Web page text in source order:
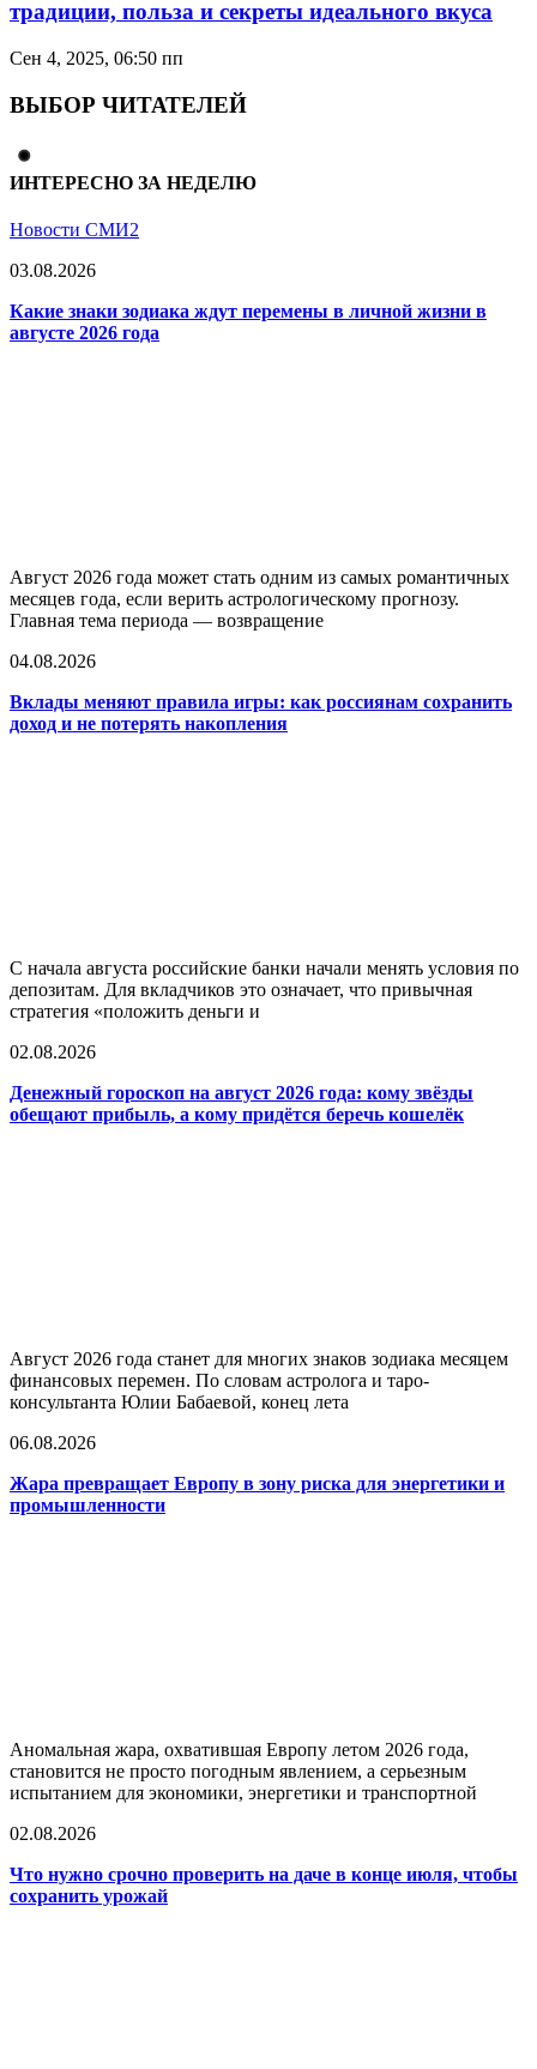
традиции, польза и секреты идеального вкуса
Сен 4, 2025, 06:50 пп
ВЫБОР ЧИТАТЕЛЕЙ
ИНТЕРЕСНО ЗА НЕДЕЛЮ
Новости СМИ2
03.08.2026
Какие знаки зодиака ждут перемены в личной жизни в
августе 2026 года
Август 2026 года может стать одним из самых романтичных
месяцев года, если верить астрологическому прогнозу.
Главная тема периода — возвращение
04.08.2026
Вклады меняют правила игры: как россиянам сохранить
доход и не потерять накопления
С начала августа российские банки начали менять условия по
депозитам. Для вкладчиков это означает, что привычная
стратегия «положить деньги и
02.08.2026
Денежный гороскоп на август 2026 года: кому звёзды
обещают прибыль, а кому придётся беречь кошелёк
Август 2026 года станет для многих знаков зодиака месяцем
финансовых перемен. По словам астролога и таро-
консультанта Юлии Бабаевой, конец лета
06.08.2026
Жара превращает Европу в зону риска для энергетики и
промышленности
Аномальная жара, охватившая Европу летом 2026 года,
становится не просто погодным явлением, а серьезным
испытанием для экономики, энергетики и транспортной
02.08.2026
Что нужно срочно проверить на даче в конце июля, чтобы
сохранить урожай